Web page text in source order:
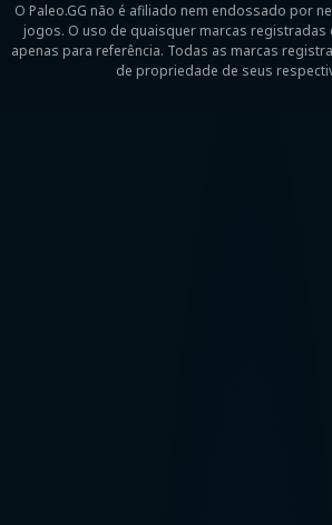
O Paleo.GG não é afiliado nem endossado por
jogos. O uso de quaisquer marcas registradas
apenas para referência. Todas as marcas
de propriedade de seus